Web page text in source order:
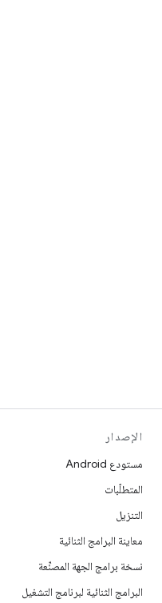
الإصدار
مستودع Android
المتطلّبات
التنزيل
معاينة البرامج الثنائية
نسخة برامج الجهة المصنِّعة
البرامج الثنائية لبرنامج التشغيل